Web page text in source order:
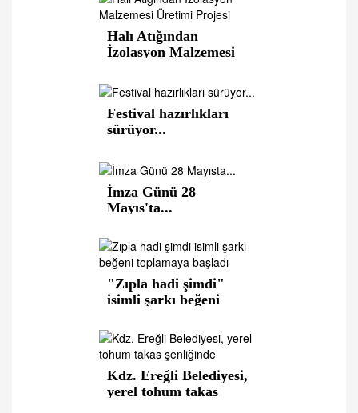
Halı Atığından
İzolasyon Malzemesi
Festival hazırlıkları
sürüyor...
İmza Günü 28
Mayıs'ta...
"Zıpla hadi şimdi"
isimli şarkı beğeni
Kdz. Ereğli Belediyesi,
yerel tohum takas